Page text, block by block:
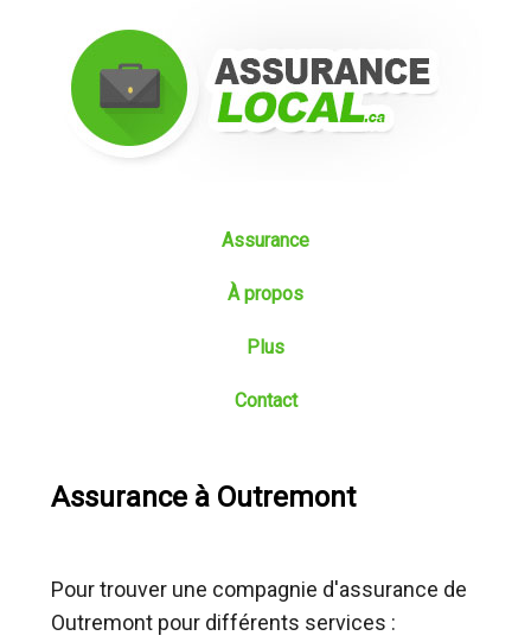
Assurance
À propos
Plus
Contact
Assurance à Outremont
Pour trouver une compagnie d'assurance de
Outremont pour différents services :